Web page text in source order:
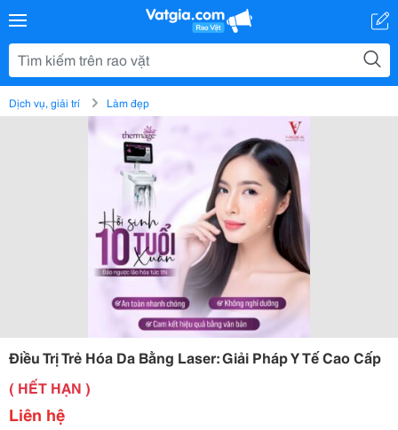
Dịch vụ, giải trí Làm đẹp
Điều Trị Trẻ Hóa Da Bằng Laser: Giải Pháp Y Tế Cao Cấp
( HẾT HẠN )
Liên hệ